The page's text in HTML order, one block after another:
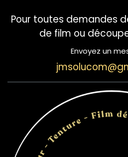
Pour toutes demandes
de film ou
Envoyez un